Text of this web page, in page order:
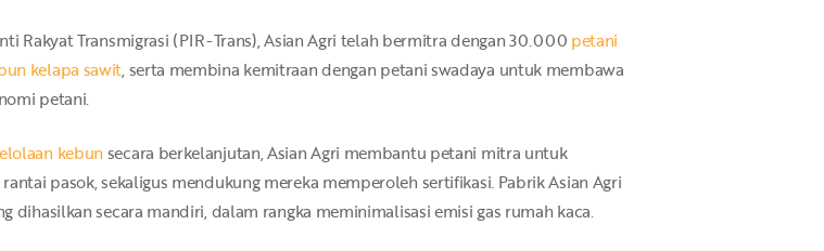
Rakyat Transmigrasi (PIR-Trans), Asian Agri telah bermitra dengan 30.000 petani
kelapa sawit, serta membina kemitraan dengan petani swadaya untuk membawa
petani.
kebun secara berkelanjutan, Asian Agri membantu petani mitra untuk
pasok, sekaligus mendukung mereka memperoleh sertifikasi. Pabrik Asian Agri
secara mandiri, dalam rangka meminimalisasi emisi gas rumah kaca.